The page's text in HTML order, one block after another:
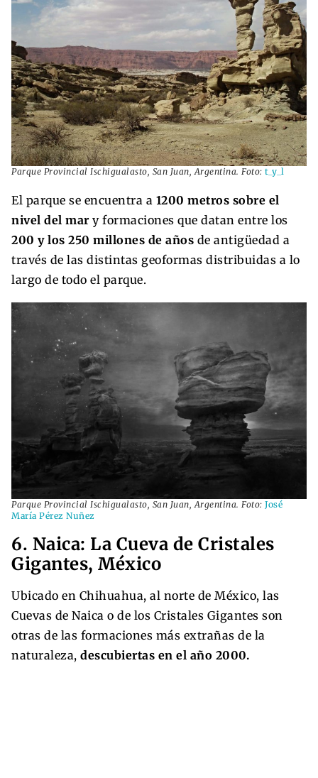
Parque Provincial Ischigualasto, San Juan, Argentina. Foto: t_y_l
El parque se encuentra a 1200 metros sobre el
nivel del mary formaciones que datan entre los
200 y los 250 millones de años de antigüedad a
través de las distintas geoformas distribuidas a lo
largo de todo el parque.
Parque Provincial Ischigualasto, San Juan, Argentina. Foto: José
María Pérez Nuñez
6. Naica: La Cueva de Cristales
Gigantes, México
Ubicado en Chihuahua, al norte de México, las
Cuevas de Naica o de los Cristales Gigantes son
otras de las formaciones más extrañas de la
naturaleza, descubiertas en el año 2000.